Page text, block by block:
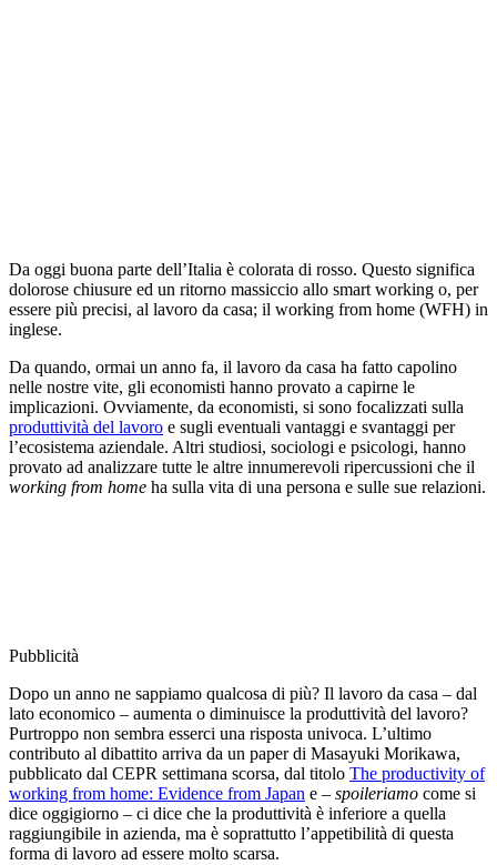
Da oggi buona parte dell’Italia è colorata di rosso. Questo significa
dolorose chiusure ed un ritorno massiccio allo smart working o, per
essere più precisi, al lavoro da casa; il working from home (WFH) in
inglese.
Da quando, ormai un anno fa, il lavoro da casa ha fatto capolino
nelle nostre vite, gli economisti hanno provato a capirne le
implicazioni. Ovviamente, da economisti, si sono focalizzati sulla
produttività del lavoro e sugli eventuali vantaggi e svantaggi per
l’ecosistema aziendale. Altri studiosi, sociologi e psicologi, hanno
provato ad analizzare tutte le altre innumerevoli ripercussioni che il
working from home ha sulla vita di una persona e sulle sue relazioni.
Pubblicità
Dopo un anno ne sappiamo qualcosa di più? Il lavoro da casa – dal
lato economico – aumenta o diminuisce la produttività del lavoro?
Purtroppo non sembra esserci una risposta univoca. L’ultimo
contributo al dibattito arriva da un paper di Masayuki Morikawa,
pubblicato dal CEPR settimana scorsa, dal titolo The productivity of
working from home: Evidence from Japan e – spoileriamo come si
dice oggigiorno – ci dice che la produttività è inferiore a quella
raggiungibile in azienda, ma è soprattutto l’appetibilità di questa
forma di lavoro ad essere molto scarsa.